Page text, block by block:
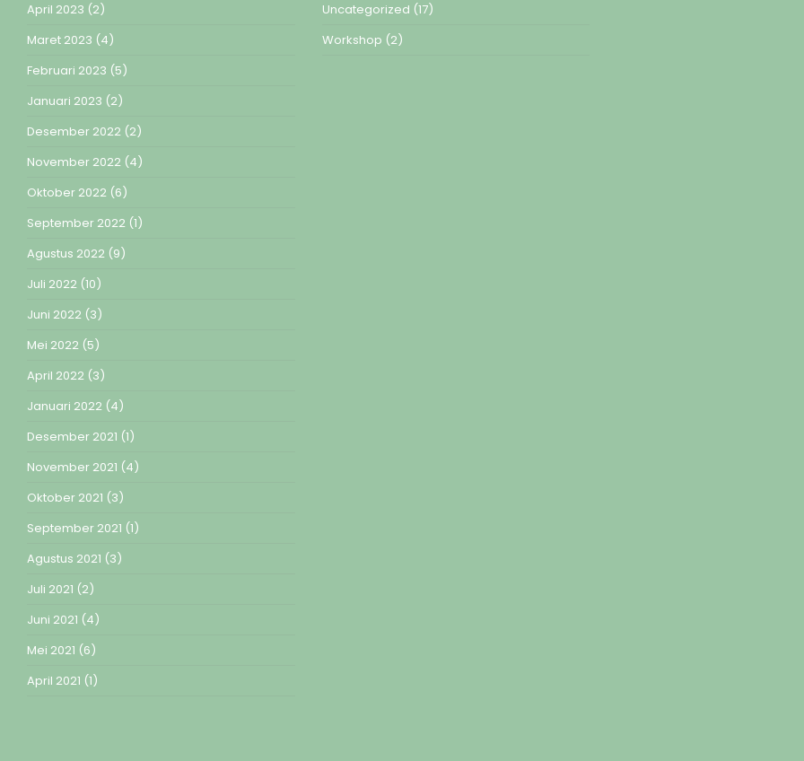
April 2023 (2)
Maret 2023 (4)
Februari 2023 (5)
Januari 2023 (2)
Desember 2022 (2)
November 2022 (4)
Oktober 2022 (6)
September 2022 (1)
Agustus 2022 (9)
Juli 2022 (10)
Juni 2022 (3)
Mei 2022 (5)
April 2022 (3)
Januari 2022 (4)
Desember 2021 (1)
November 2021 (4)
Oktober 2021 (3)
September 2021 (1)
Agustus 2021 (3)
Juli 2021 (2)
Juni 2021 (4)
Mei 2021 (6)
April 2021 (1)
Uncategorized (17)
Workshop (2)